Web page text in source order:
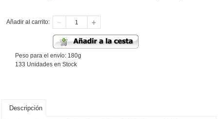
Añadir al carrito:
Peso para el envío: 180g
133 Unidades en Stock
Descripción